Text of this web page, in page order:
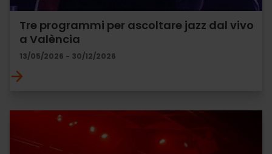
Tre programmi per ascoltare jazz dal vivo
a València
13/05/2026 - 30/12/2026